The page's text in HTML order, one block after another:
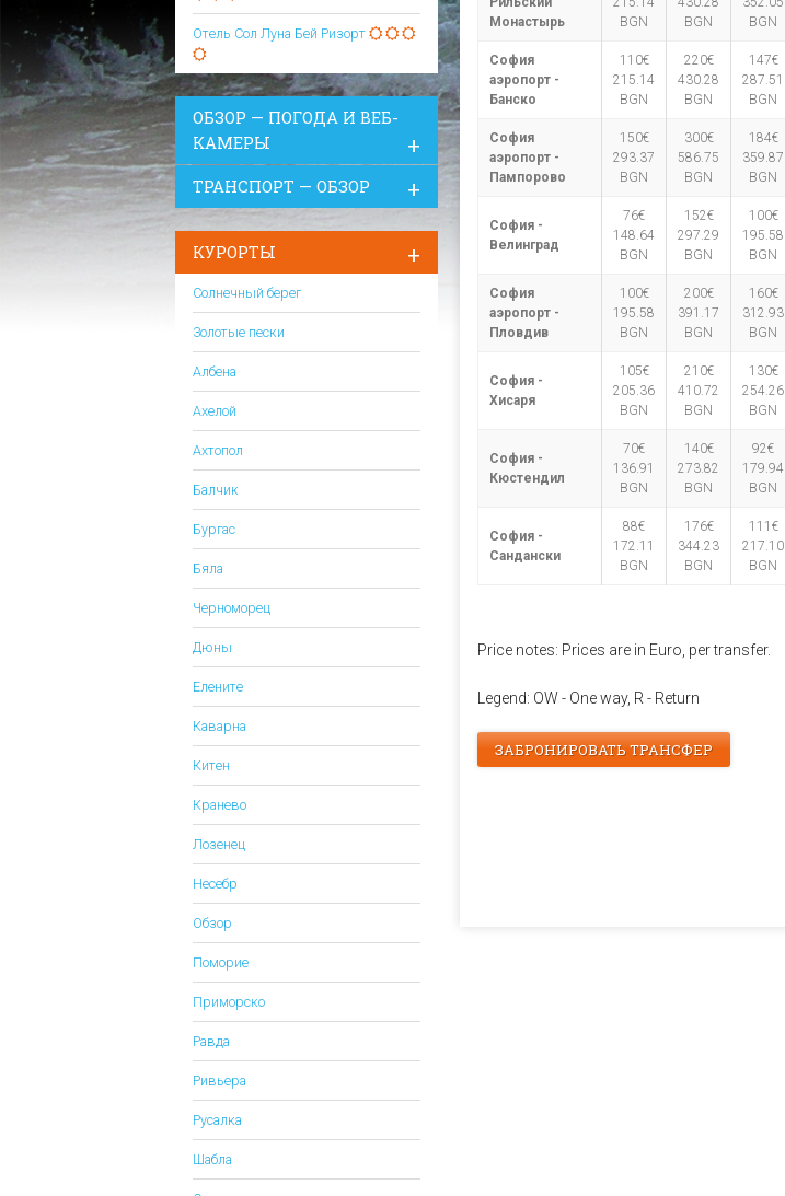
Монастырь
BGN
BGN
BGN
София
аэропорт -
Банско
110€
215.14
BGN
220€
430.28
BGN
147€
287.51
BGN
София
аэропорт -
Пампорово
150€
293.37
BGN
300€
586.75
BGN
184€
359.87
BGN
София -
Велинград
76€
148.64
BGN
152€
297.29
BGN
100€
195.58
BGN
София
аэропорт -
Пловдив
100€
195.58
BGN
200€
391.17
BGN
160€
312.93
BGN
София -
Хисаря
105€
205.36
BGN
210€
410.72
BGN
130€
254.26
BGN
София -
Кюстендил
70€
136.91
BGN
140€
273.82
BGN
92€
179.94
BGN
София -
Сандански
88€
172.11
BGN
176€
344.23
BGN
111€
217.10
BGN
Price notes: Prices are in Euro, per transfer.
Legend: OW - One way, R - Return
ЗАБРОНИРОВАТЬ ТРАНСФЕР
Отель Сол Луна Бей Ризорт
ОБЗОР — ПОГОДА И ВЕБ-
КАМЕРЫ
ТРАНСПОРТ — ОБЗОР
КУРОРТЫ
Солнечный берег
Золотые пески
Албена
Ахелой
Ахтопол
Балчик
Бургас
Бяла
Черноморец
Дюны
Елените
Каварна
Китен
Кранево
Лозенец
Несебр
Обзор
Поморие
Приморско
Равда
Ривьера
Русалка
Шабла